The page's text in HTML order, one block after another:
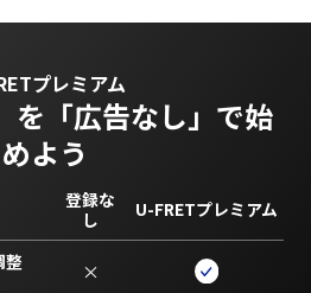
プレミアム
を 「広告なし」で始
めよう
登録な
し
U-FRETプレミアム
整 ×